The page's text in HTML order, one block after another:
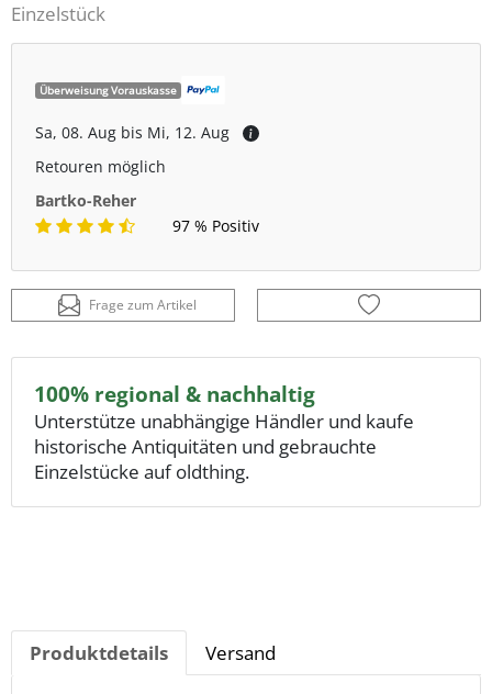
Einzelstück
Überweisung Vorauskasse
Sa, 08. Aug bis Mi, 12. Aug
Retouren möglich
Bartko-Reher
97 % Positiv
Frage zum Artikel
100% regional & nachhaltig
Unterstütze unabhängige Händler und kaufe
historische Antiquitäten und gebrauchte
Einzelstücke auf oldthing.
Produktdetails Versand